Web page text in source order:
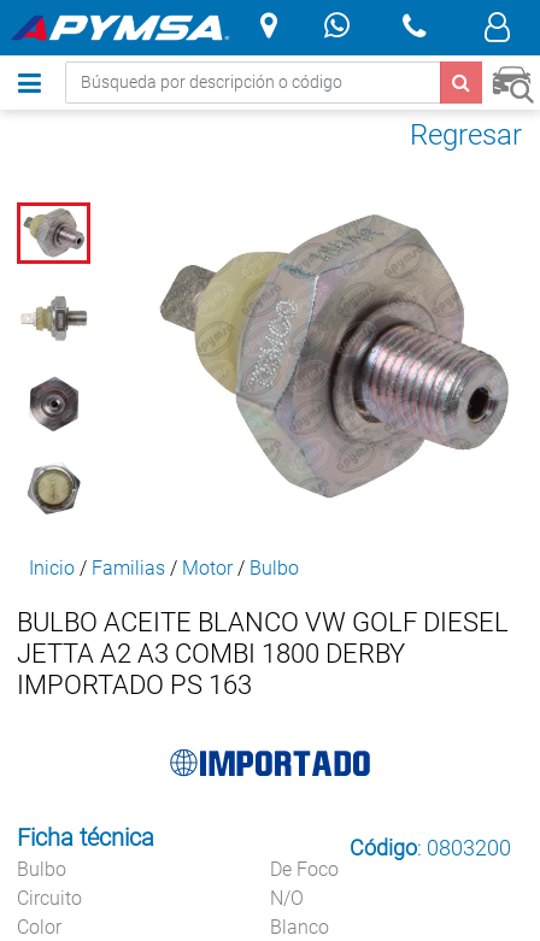
.
Regresar
Inicio / Familias / Motor / Bulbo
BULBO ACEITE BLANCO VW GOLF DIESEL
JETTA A2 A3 COMBI 1800 DERBY
IMPORTADO PS 163
Código: 0803200
Ficha técnica
Bulbo
De Foco
Circuito
N/O
Color
Blanco